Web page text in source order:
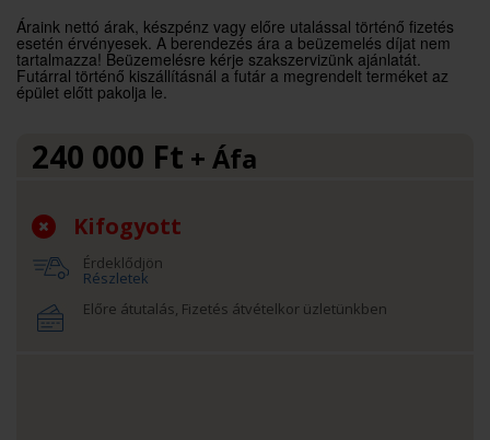
Áraink nettó árak, készpénz vagy előre utalással történő fizetés
esetén érvényesek. A berendezés ára a beüzemelés díjat nem
tartalmazza! Beüzemelésre kérje szakszervizünk ajánlatát.
Futárral történő kiszállításnál a futár a megrendelt terméket az
épület előtt pakolja le.
240 000 Ft + Áfa
Kifogyott
Érdeklődjön
Részletek
Előre átutalás, Fizetés átvételkor üzletünkben